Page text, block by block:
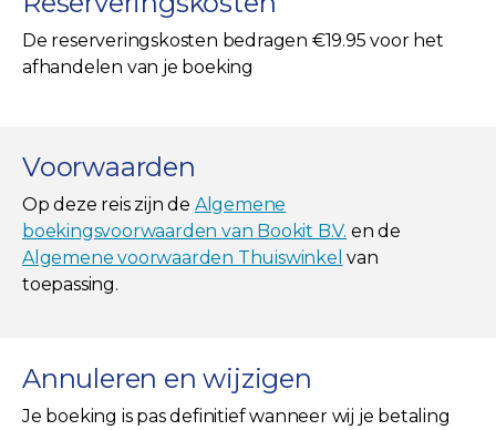
De reserveringskosten bedragen €19.95 voor het
afhandelen van je boeking
Voorwaarden
Op deze reis zijn de Algemene
boekingsvoorwaarden van Bookit B.V. en de
Algemene voorwaarden Thuiswinkel van
toepassing.
Annuleren en wijzigen
Je boeking is pas definitief wanneer wij je betaling